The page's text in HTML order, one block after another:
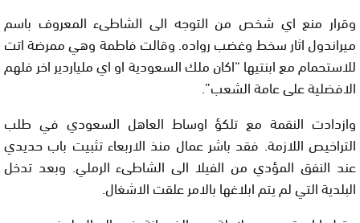
وقرار منع اي شخص من التوجه الى الشاطىء المعروف باسم
ميراندول اثار سخط وغضب رواده. وقالت فاطمة وهي ممرضة اتت
للاستحمام مع ابنتيها “اكان ملك السعودية او اي ملياردير اخر فلهم
الافضلية على عامة الشعب”.
وازدادت النقمة مع تلكؤ اوساط العاهل السعودي في طلب
التراخيص اللازمة. فقد باشر عمال منذ الاربعاء تثبيت باب حديدي
عند النفق المؤدي من الفيلا الى الشاطىء الرملي. وبعد تدخل
البلدية التي لم يتم ابلاغها بالامر علقت الاشغال.